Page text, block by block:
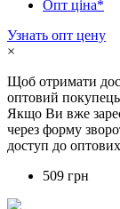
Опт ціна*
Узнать опт цену
×
Щоб отримати
оптовий
Якщо Ви вже
через форму
доступ до
509 грн